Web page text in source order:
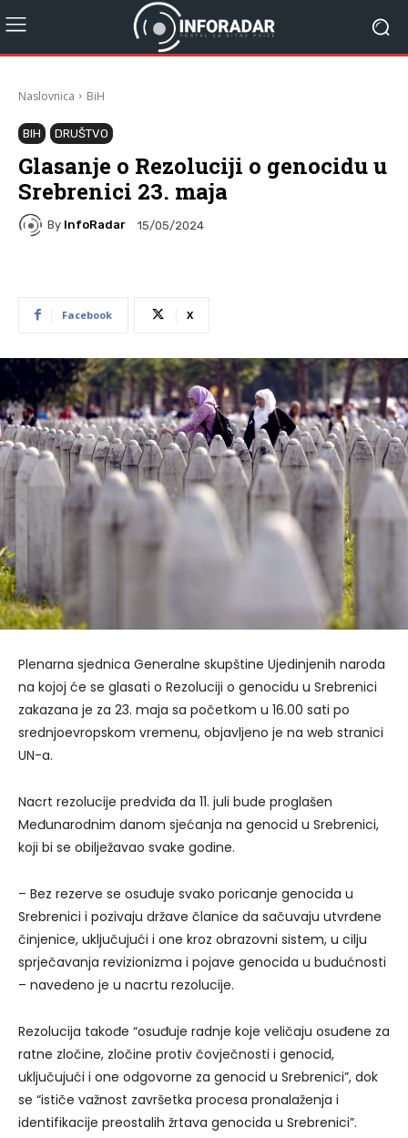
Naslovnica BiH
BIH DRUŠTVO
Glasanje o Rezoluciji o genocidu u
Srebrenici 23. maja
By InfoRadar 15/05/2024
Facebook X
Plenarna sjednica Generalne skupštine Ujedinjenih naroda
na kojoj će se glasati o Rezoluciji o genocidu u Srebrenici
zakazana je za 23. maja sa početkom u 16.00 sati po
srednjoevropskom vremenu, objavljeno je na web stranici
UN-a.
Nacrt rezolucije predviđa da 11. juli bude proglašen
Međunarodnim danom sjećanja na genocid u Srebrenici,
koji bi se obilježavao svake godine.
– Bez rezerve se osuđuje svako poricanje genocida u
Srebrenici i pozivaju države članice da sačuvaju utvrđene
činjenice, uključujući i one kroz obrazovni sistem, u cilju
sprječavanja revizionizma i pojave genocida u budućnosti
– navedeno je u nacrtu rezolucije.
Rezolucija takođe “osuđuje radnje koje veličaju osuđene za
ratne zločine, zločine protiv čovječnosti i genocid,
uključujući i one odgovorne za genocid u Srebrenici”, dok
se “ističe važnost završetka procesa pronalaženja i
identifikacije preostalih žrtava genocida u Srebrenici”.